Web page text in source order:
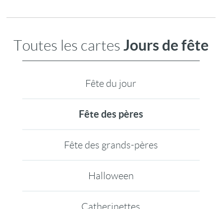
Toutes les cartes Jours de fête
Fête du jour
Fête des pères
Fête des grands-pères
Halloween
Catherinettes